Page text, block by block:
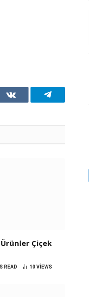
VKontakteTelegram
Çiçek
READ 10 VIEWS